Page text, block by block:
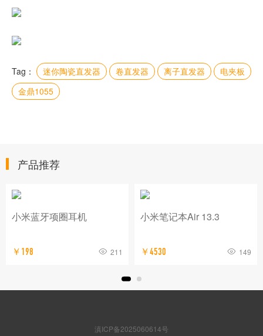
Tag： 迷你陶瓷直发器 卷直发器 离子直发器
电夹板
金鼎1055
产品推荐
小米蓝牙项圈耳机
￥198 211
小米笔记本Air 13.3
￥4530 149
滇ICP备2025060614号